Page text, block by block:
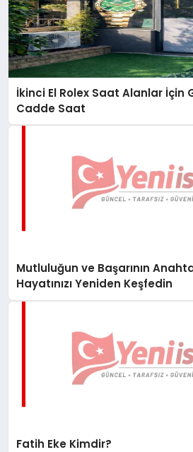
İkinci El Rolex Saat Alanlar İçin
Cadde Saat
Mutluluğun ve Başarının
Hayatınızı Yeniden Keşfedin
Fatih Eke Kimdir?